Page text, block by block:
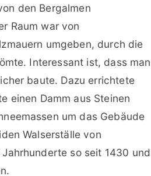
den Bergalmen
Raum war von
umgeben, durch die
Interessant ist, dass man
baute. Dazu errichtete
einen Damm aus Steinen
um das Gebäude
Walserställe von
so seit 1430 und